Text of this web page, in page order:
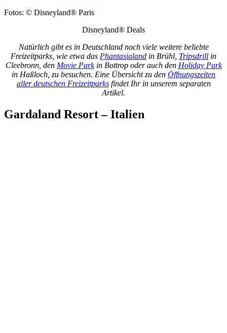
Fotos: © Disneyland® Paris
Disneyland® Deals
Natürlich gibt es in Deutschland noch viele weitere beliebte
Freizeitparks, wie etwa das Phantasialand in Brühl, Tripsdrill in
Cleebronn, den Movie Parkin Bottrop oder auch den Holiday Park
in Haßloch, zu besuchen. Eine Übersicht zu den Öffnungszeiten
aller deutschen Freizeitparksfindet Ihr in unserem separaten
Artikel.
Gardaland Resort – Italien